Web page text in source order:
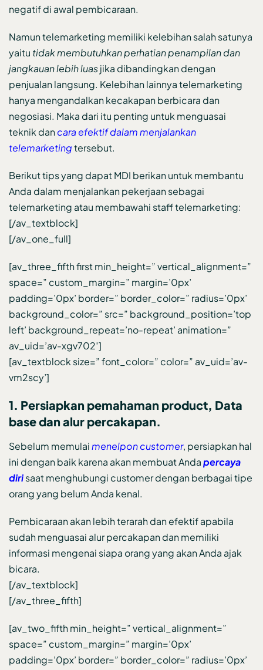
negatif di awal pembicaraan.
Namun telemarketing memiliki kelebihan salah satunya
yaitu tidak membutuhkan perhatian penampilan dan
jangkauan lebih luasjika dibandingkan dengan
penjualan langsung. Kelebihan lainnya telemarketing
hanya mengandalkan kecakapan berbicara dan
negosiasi. Maka dari itu penting untuk menguasai
teknik dancara efektif dalam menjalankan
telemarketingtersebut.
Berikut tips yang dapat MDI berikan untuk membantu
Anda dalam menjalankan pekerjaan sebagai
telemarketing atau membawahi staff telemarketing:
[/av_textblock]
[/av_one_full]
[av_three_fifth first min_height=” vertical_alignment=”
space=” custom_margin=” margin=’0px’
padding=’0px’ border=” border_color=” radius=’0px’
background_color=” src=” background_position=’top
left’ background_repeat=’no-repeat’ animation=”
av_uid=’av-xgv702′]
[av_textblock size=” font_color=” color=” av_uid=’av-
vm2scy’]
1. Persiapkan pemahaman product, Data
base dan alur percakapan.
Sebelum memulaimenelpon customer, persiapkan hal
ini dengan baik karena akan membuat Andapercaya
dirisaat menghubungi customer dengan berbagai tipe
orang yang belum Anda kenal.
Pembicaraan akan lebih terarah dan efektif apabila
sudah menguasai alur percakapan dan memiliki
informasi mengenai siapa orang yang akan Anda ajak
bicara.
[/av_textblock]
[/av_three_fifth]
[av_two_fifth min_height=” vertical_alignment=”
space=” custom_margin=” margin=’0px’
padding=’0px’ border=” border_color=” radius=’0px’